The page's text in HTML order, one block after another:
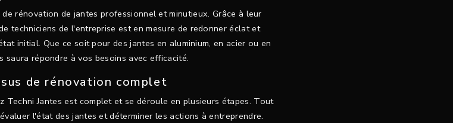
rénovation de jantes professionnel et minutieux. Grâce à leur
techniciens de l'entreprise est en mesure de redonner éclat et
initial. Que ce soit pour des jantes en aluminium, en acier ou en
saura répondre à vos besoins avec efficacité.
de rénovation complet
Techni Jantes est complet et se déroule en plusieurs étapes. Tout
l'état des jantes et déterminer les actions à entreprendre.